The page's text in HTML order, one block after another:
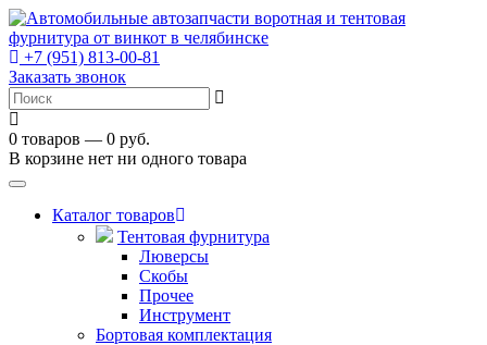
+7 (951) 813-00-81
Заказать звонок
0 товаров — 0 руб.
В корзине нет ни одного товара
Toggle
navigationКаталог товаров
Тентовая фурнитура
Люверсы
Скобы
Прочее
Инструмент
Бортовая комплектация